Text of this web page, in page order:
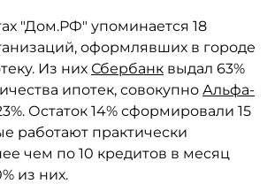
"Дом.РФ" упоминается 18
оформлявших в городе
Из них Сбербанк выдал 63%
ипотек, совокупно Альфа-
Остаток 14% сформировали 15
работают практически
чем по 10 кредитов в месяц
из них.